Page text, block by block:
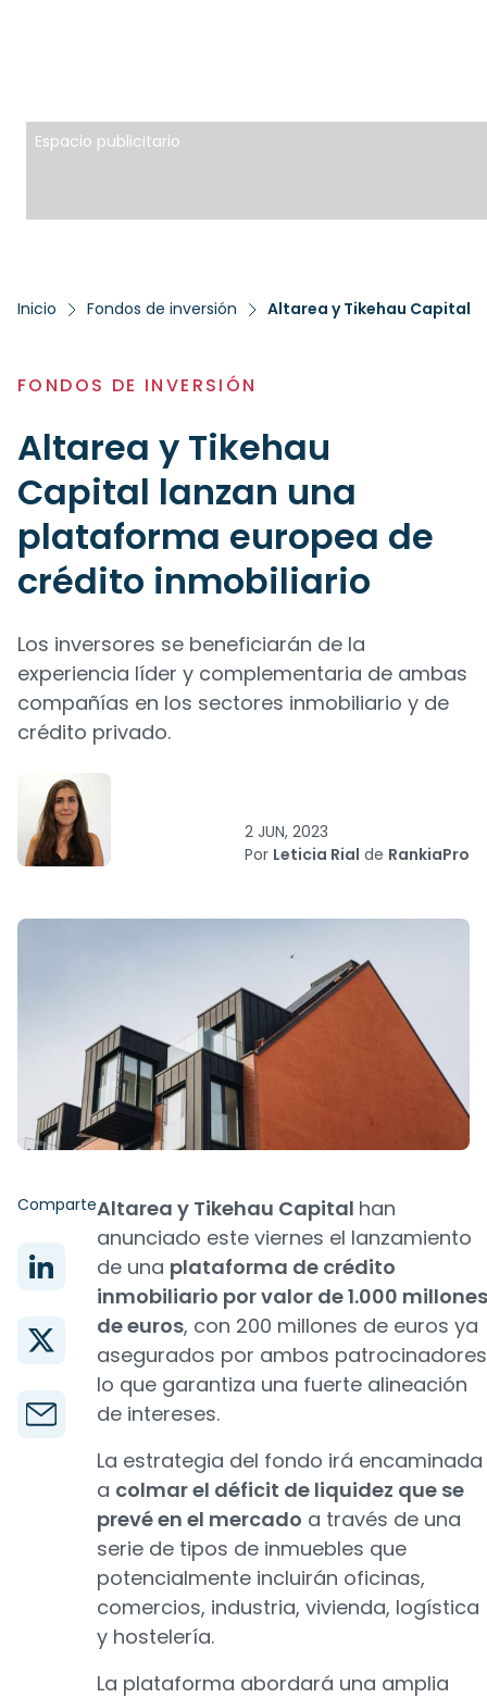
Espacio publicitario
Inicio Fondos de inversión Altarea y Tikehau Capital
FONDOS DE INVERSIÓN
Altarea y Tikehau
Capital lanzan una
plataforma europea de
crédito inmobiliario
Los inversores se beneficiarán de la
experiencia líder y complementaria de ambas
compañías en los sectores inmobiliario y de
crédito privado.
2 JUN, 2023
Por Leticia Rial de RankiaPro
ComparteAltarea y Tikehau Capital han
anunciado este viernes el lanzamiento
de una plataforma de crédito
inmobiliario por valor de 1.000 millones
de euros, con 200 millones de euros ya
asegurados por ambos
lo que garantiza una fuerte alineación
de intereses.
La estrategia del fondo irá encaminada
a colmar el déficit de liquidez que se
prevé en el mercado a través de una
serie de tipos de inmuebles que
potencialmente incluirán oficinas,
comercios, industria, vivienda, logística
y hostelería.
La plataforma abordará una amplia